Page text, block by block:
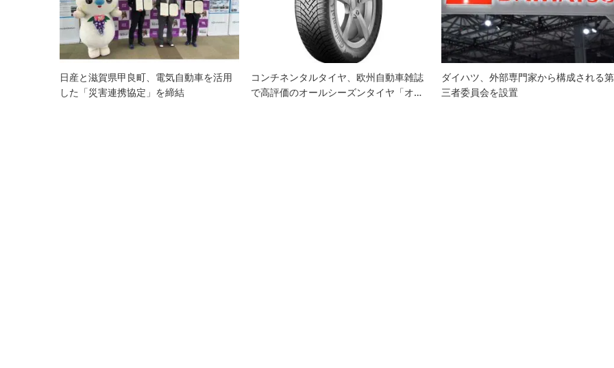
シ
ョ
ン
日産と滋賀県甲良町、電気自動車を活用
した「災害連携協定」を締結
コンチネンタルタイヤ、欧州自動車雑誌
で高評価のオールシーズンタイヤ「オ…
ダイハツ、外部専門家から構成される第
三者委員会を設置